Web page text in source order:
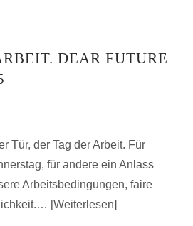
DEAR FUTURE
Tür, der Tag der Arbeit. Für
für andere ein Anlass
Arbeitsbedingungen, faire
Weiterlesen